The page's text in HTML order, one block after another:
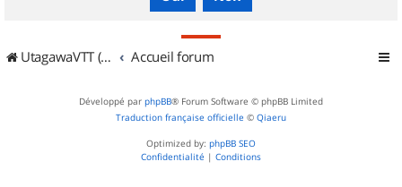
UtagawaVTT (Randos VTT et VTTAE avec traces GPS) Accueil forum
Développé par phpBB® Forum Software © phpBB Limited
Traduction française officielle © Qiaeru
Optimized by: phpBB SEO
Confidentialité | Conditions